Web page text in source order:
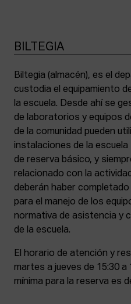
BILTEGIA
Biltegia (almacén), es el
custodia el equipamiento
la escuela. Desde ahí se
de laboratorios y equipos
de la comunidad pueden
instalaciones de la
de reserva básico, y
relacionado con la
deberán haber
para el manejo de los
normativa de asistencia y
de la escuela.
El horario de atención y
martes a jueves de 15:30 a
mínima para la reserva es